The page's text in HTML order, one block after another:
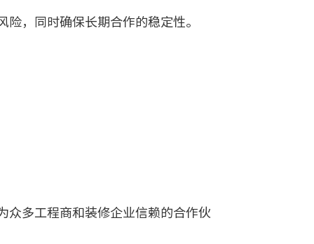
，同时确保长期合作的稳定性。
多工程商和装修企业信赖的合作伙